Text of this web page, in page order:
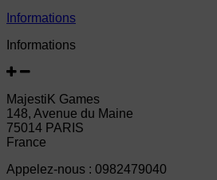
Informations
Informations
MajestiK Games
148, Avenue du Maine
75014 PARIS
France
Appelez-nous : 0982479040